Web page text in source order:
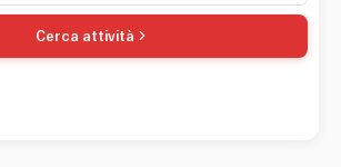
Cerca attività